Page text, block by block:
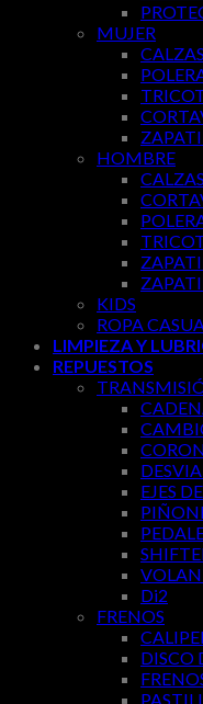
MUJER
CALZAS
HOMBRE
CALZAS
KIDS
ROPA
LIMPIEZA Y
REPUESTOS
EJES
Di2
FRENOS
DISCO